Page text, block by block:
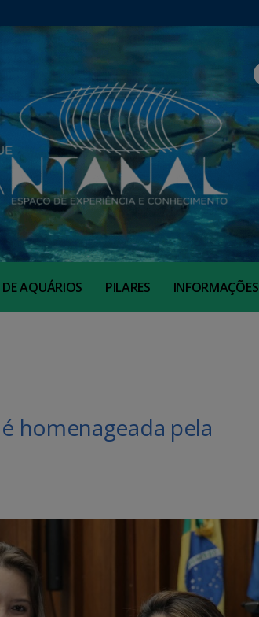
AQUÁRIOS PILARES INFORMAÇÕES
homenageada pela